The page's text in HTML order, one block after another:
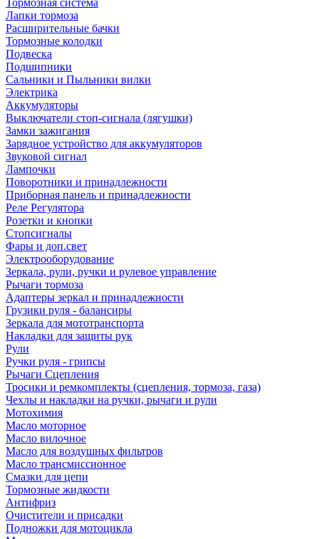
Тормозная система
Лапки тормоза
Расширительные бачки
Тормозные колодки
Подвеска
Подшипники
Сальники и Пыльники вилки
Электрика
Аккумуляторы
Выключатели стоп-сигнала (лягушки)
Замки зажигания
Зарядное устройство для аккумуляторов
Звуковой сигнал
Лампочки
Поворотники и принадлежности
Приборная панель и принадлежности
Реле Регулятора
Розетки и кнопки
Стопсигналы
Фары и доп.свет
Электрооборудование
Зеркала, рули, ручки и рулевое управление
Рычаги тормоза
Адаптеры зеркал и принадлежности
Грузики руля - балансиры
Зеркала для мототранспорта
Накладки для защиты рук
Рули
Ручки руля - грипсы
Рычаги Сцепления
Тросики и ремкомплекты (сцепления, тормоза, газа)
Чехлы и накладки на ручки, рычаги и рули
Мотохимия
Масло моторное
Масло вилочное
Масло для воздушных фильтров
Масло трансмиссионное
Смазки для цепи
Тормозные жидкости
Антифриз
Очистители и присадки
Подножки для мотоцикла